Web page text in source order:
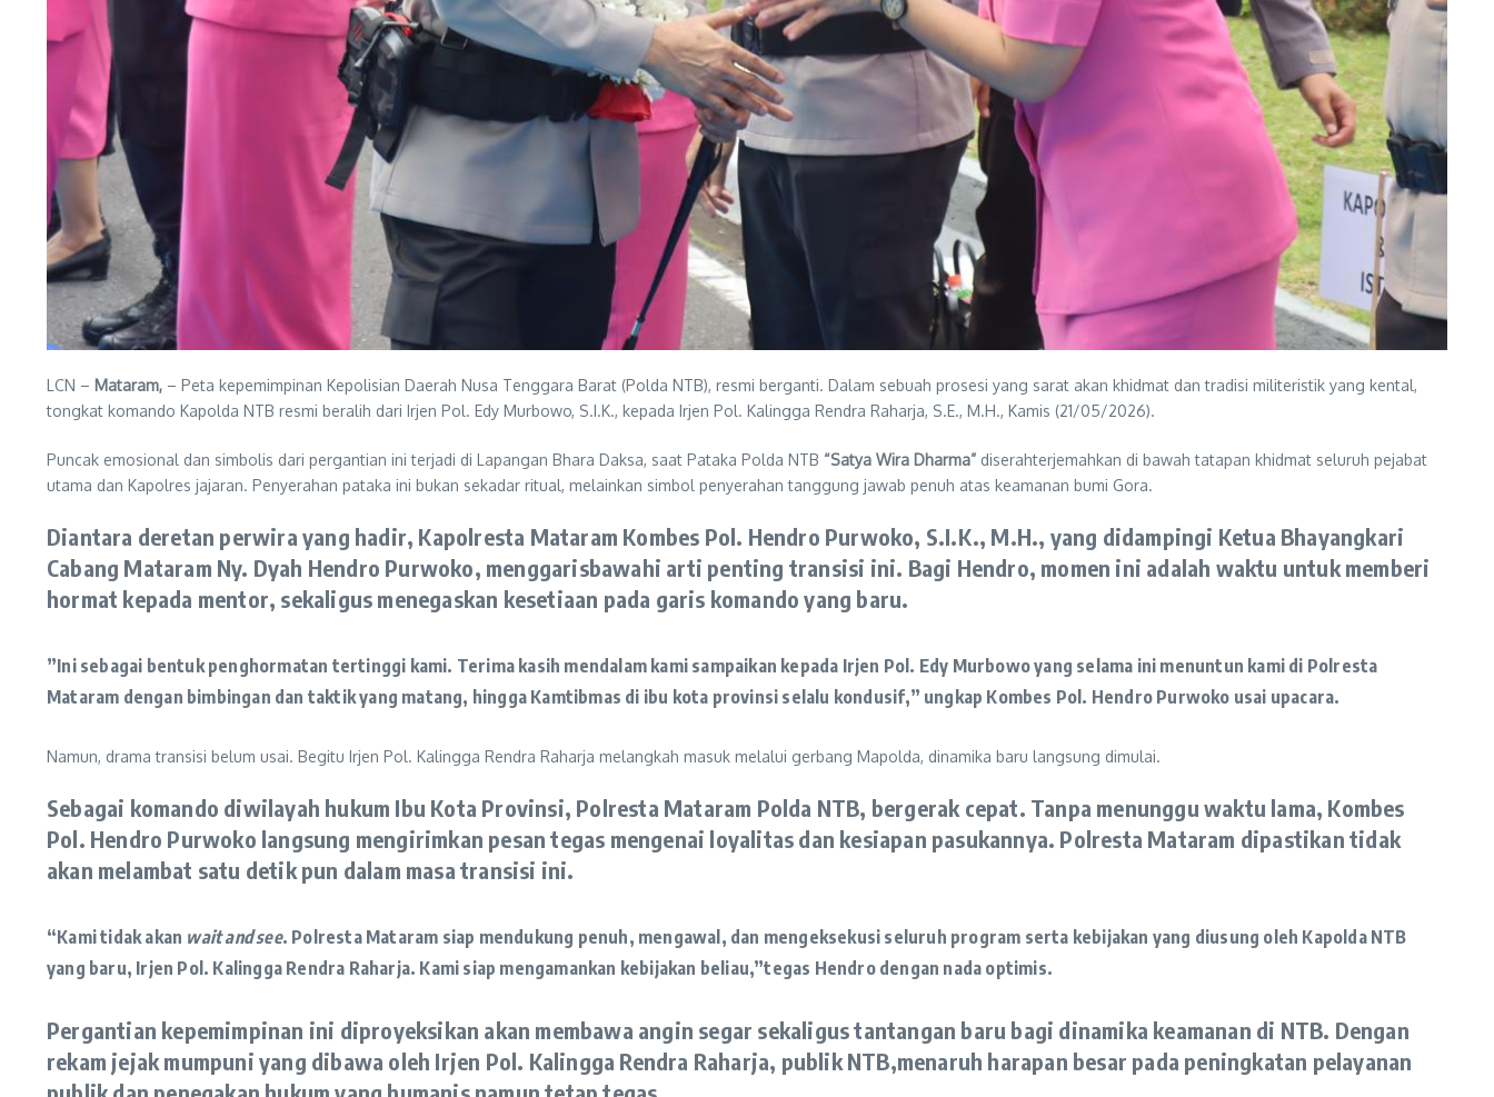
LCN – ​ Mataram, – Peta kepemimpinan Kepolisian Daerah Nusa Tenggara Barat (Polda NTB), resmi berganti. Dalam sebuah prosesi yang sarat akan khidmat dan tradisi militeristik yang kental,
tongkat komando Kapolda NTB resmi beralih dari Irjen Pol. Edy Murbowo, S.I.K., kepada Irjen Pol. Kalingga Rendra Raharja, S.E., M.H., Kamis (21/05/2026).
​Puncak emosional dan simbolis dari pergantian ini terjadi di Lapangan Bhara Daksa, saat Pataka Polda NTB “Satya Wira Dharma” diserahterjemahkan di bawah tatapan khidmat seluruh pejabat
utama dan Kapolres jajaran. Penyerahan pataka ini bukan sekadar ritual, melainkan simbol penyerahan tanggung jawab penuh atas keamanan bumi Gora.
​​Diantara deretan perwira yang hadir, Kapolresta Mataram Kombes Pol. Hendro Purwoko, S.I.K., M.H., yang didampingi Ketua Bhayangkari
Cabang Mataram Ny. Dyah Hendro Purwoko, menggarisbawahi arti penting transisi ini. Bagi Hendro, momen ini adalah waktu untuk memberi
hormat kepada mentor, sekaligus menegaskan kesetiaan pada garis komando yang baru.
​”Ini sebagai bentuk penghormatan tertinggi kami. Terima kasih mendalam kami sampaikan kepada Irjen Pol. Edy Murbowo yang selama ini menuntun kami di Polresta
Mataram dengan bimbingan dan taktik yang matang, hingga Kamtibmas di ibu kota provinsi selalu kondusif,” ungkap Kombes Pol. Hendro Purwoko usai upacara.
​Namun, drama transisi belum usai. Begitu Irjen Pol. Kalingga Rendra Raharja melangkah masuk melalui gerbang Mapolda, dinamika baru langsung dimulai.
​​Sebagai komando diwilayah hukum Ibu Kota Provinsi, Polresta Mataram Polda NTB, bergerak cepat. Tanpa menunggu waktu lama, Kombes
Pol. Hendro Purwoko langsung mengirimkan pesan tegas mengenai loyalitas dan kesiapan pasukannya. Polresta Mataram dipastikan tidak
akan melambat satu detik pun dalam masa transisi ini.
“Kami tidak akan wait and see. Polresta Mataram siap mendukung penuh, mengawal, dan mengeksekusi seluruh program serta kebijakan yang diusung oleh Kapolda NTB
yang baru, Irjen Pol. Kalingga Rendra Raharja. Kami siap mengamankan kebijakan beliau,”tegas Hendro dengan nada optimis.
​Pergantian kepemimpinan ini diproyeksikan akan membawa angin segar sekaligus tantangan baru bagi dinamika keamanan di NTB. Dengan
rekam jejak mumpuni yang dibawa oleh Irjen Pol. Kalingga Rendra Raharja, publik NTB,menaruh harapan besar pada peningkatan pelayanan